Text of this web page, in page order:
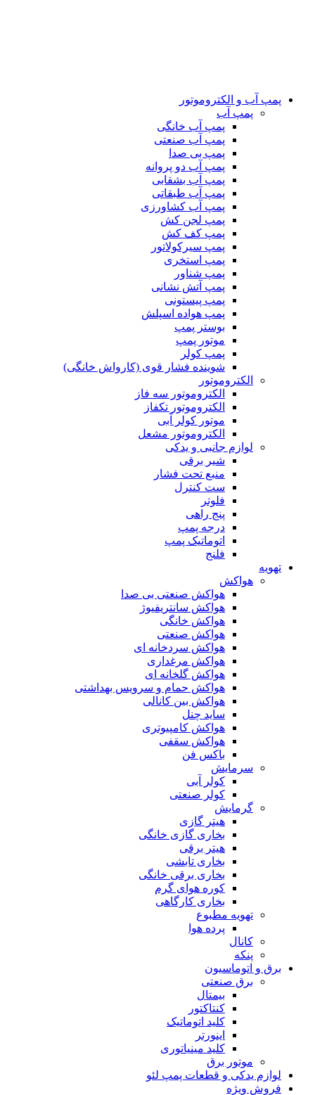
پمپ آب و الکتروموتور
پمپ آب
پمپ آب خانگی
پمپ آب صنعتی
پمپ بی صدا
پمپ آب دو پروانه
پمپ آب بشقابی
پمپ آب طبقاتی
پمپ آب کشاورزی
پمپ لجن کش
پمپ کف کش
پمپ سیرکولاتور
پمپ استخری
پمپ شناور
پمپ آتش نشانی
پمپ پیستونی
پمپ هواده اسپلش
بوستر پمپ
موتور پمپ
پمپ کولر
شوینده فشار قوی (کارواش خانگی)
الکتروموتور
الکتروموتور سه فاز
الکتروموتور تکفاز
موتور کولر آبی
الکتروموتور مشعل
لوازم جانبی و یدکی
شیر برقی
منبع تحت فشار
ست کنترل
فلوتر
پنج راهی
درجه پمپ
اتوماتیک پمپ
فلنج
تهویه
هواکش
هواکش صنعتی بی صدا
هواکش سانتریفیوژ
هواکش خانگی
هواکش صنعتی
هواکش سردخانه ای
هواکش مرغداری
هواکش گلخانه ای
هواکش حمام و سرویس بهداشتی
هواکش بین کانالی
ساید چنل
هواکش کامپیوتری
هواکش سقفی
باکس فن
سرمایش
کولر آبی
کولر صنعتی
گرمایش
هیتر گازی
بخاری گازی خانگی
هیتر برقی
بخاری تابشی
بخاری برقی خانگی
کوره هوای گرم
بخاری کارگاهی
تهویه مطبوع
پرده هوا
کانال
پنکه
برق و اتوماسیون
برق صنعتی
بیمتال
کنتاکتور
کلید اتوماتیک
اینورتر
کلید مینیاتوری
موتور برق
لوازم یدکی و قطعات پمپ لئو
فروش ویژه